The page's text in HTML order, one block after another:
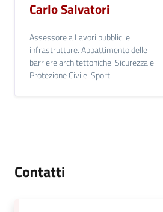
Carlo Salvatori
Assessore a Lavori pubblici e
infrastrutture. Abbattimento delle
barriere architettoniche. Sicurezza e
Protezione Civile. Sport.
Contatti